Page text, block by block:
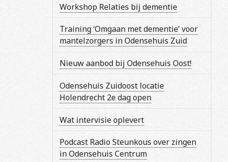
Workshop Relaties bij dementie
Training ‘Omgaan met dementie’ voor
mantelzorgers in Odensehuis Zuid
Nieuw aanbod bij Odensehuis Oost!
Odensehuis Zuidoost locatie
Holendrecht 2e dag open
Wat intervisie oplevert
Podcast Radio Steunkous over zingen
in Odensehuis Centrum